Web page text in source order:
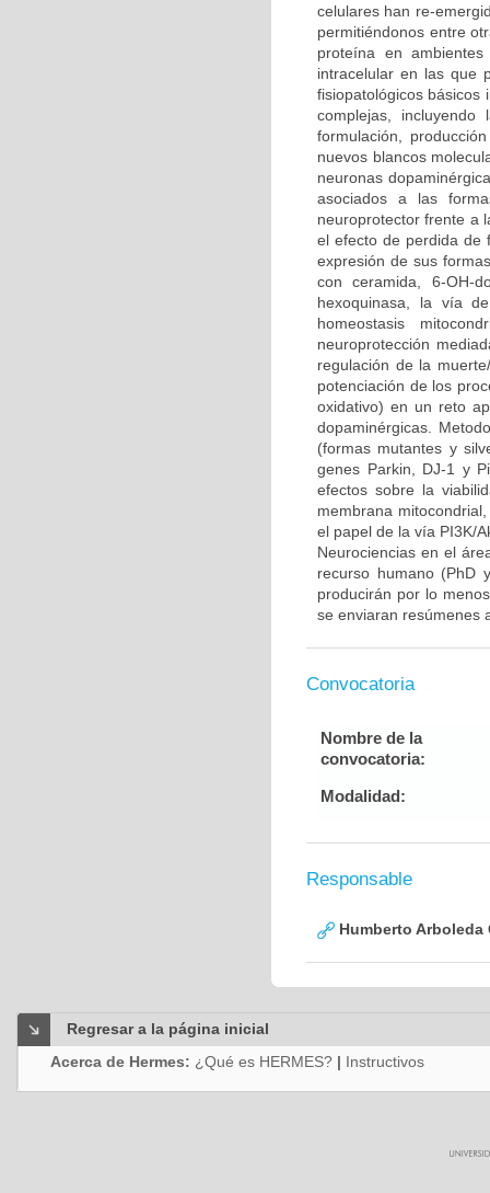
celulares han re-
permitiéndonos entre
proteína en
intracelular en las que
fisiopatológicos básicos
complejas,
formulación,
nuevos blancos
neuronas
asociados a las
neuroprotector frente a
el efecto de perdida de
expresión de sus
con ceramida, 6-OH-
hexoquinasa, la vía
homeostasis
neuroprotección
regulación de la
potenciación de los
oxidativo) en un reto
dopaminérgicas.
(formas mutantes y
genes Parkin, DJ-1 y
efectos sobre la
membrana
el papel de la vía PI3K/
Neurociencias en el
recurso humano (PhD
producirán por lo
se enviaran resúmenes
Convocatoria
Nombre de la
convocatoria:
Modalidad:
Responsable
Humberto Arboleda
Regresar a la página inicial
Acerca de Hermes: ¿Qué es HERMES? | Instructivos